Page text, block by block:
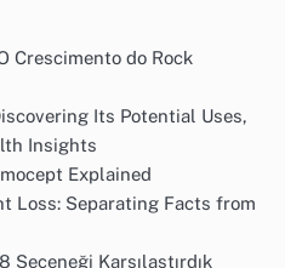
Crescimento do Rock
Its Potential Uses,
Insights
Explained
Loss: Separating Facts from
Seçeneği Karşılaştırdık